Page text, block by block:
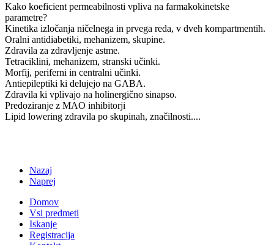
Kako koeficient permeabilnosti vpliva na farmakokinetske
parametre?
Kinetika izločanja ničelnega in prvega reda, v dveh kompartmentih.
Oralni antidiabetiki, mehanizem, skupine.
Zdravila za zdravljenje astme.
Tetraciklini, mehanizem, stranski učinki.
Morfij, periferni in centralni učinki.
Antiepileptiki ki delujejo na GABA.
Zdravila ki vplivajo na holinergično sinapso.
Predoziranje z MAO inhibitorji
Lipid lowering zdravila po skupinah, značilnosti....
Nazaj
Naprej
Domov
Vsi predmeti
Iskanje
Registracija